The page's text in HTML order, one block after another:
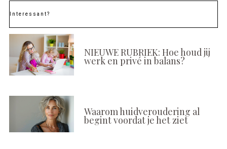
Interessant?
NIEUWE RUBRIEK: Hoe houd jij
werk en privé in balans?
Waarom huidveroudering al
begint voordat je het ziet